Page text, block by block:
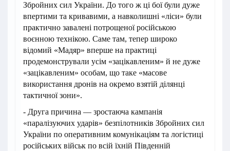
Збройних сил України. До того ж ці бої були дуже
впертими та кривавими, а навколишні «ліси» були
практично завалені потрощеної російською
воєнною технікою. Саме там, тепер широко
відомий «Мадяр» вперше на практиці
продемонстрували усім «зацікавленим» й не дуже
«зацікавленим» особам, що таке «масове
використання дронів на окремо взятій ділянці
тактичної зони».
- Друга причина — зростаюча кампанія
«паралізуючих ударів» безпілотників Збройних сил
України по оперативним комунікаціям та логістиці
російських військ по всій їхній Південній